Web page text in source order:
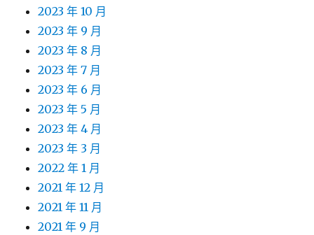
2023 年 10 月
2023 年 9 月
2023 年 8 月
2023 年 7 月
2023 年 6 月
2023 年 5 月
2023 年 4 月
2023 年 3 月
2022 年 1 月
2021 年 12 月
2021 年 11 月
2021 年 9 月